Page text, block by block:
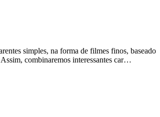
simples, na forma de filmes finos, baseado
combinaremos interessantes car…